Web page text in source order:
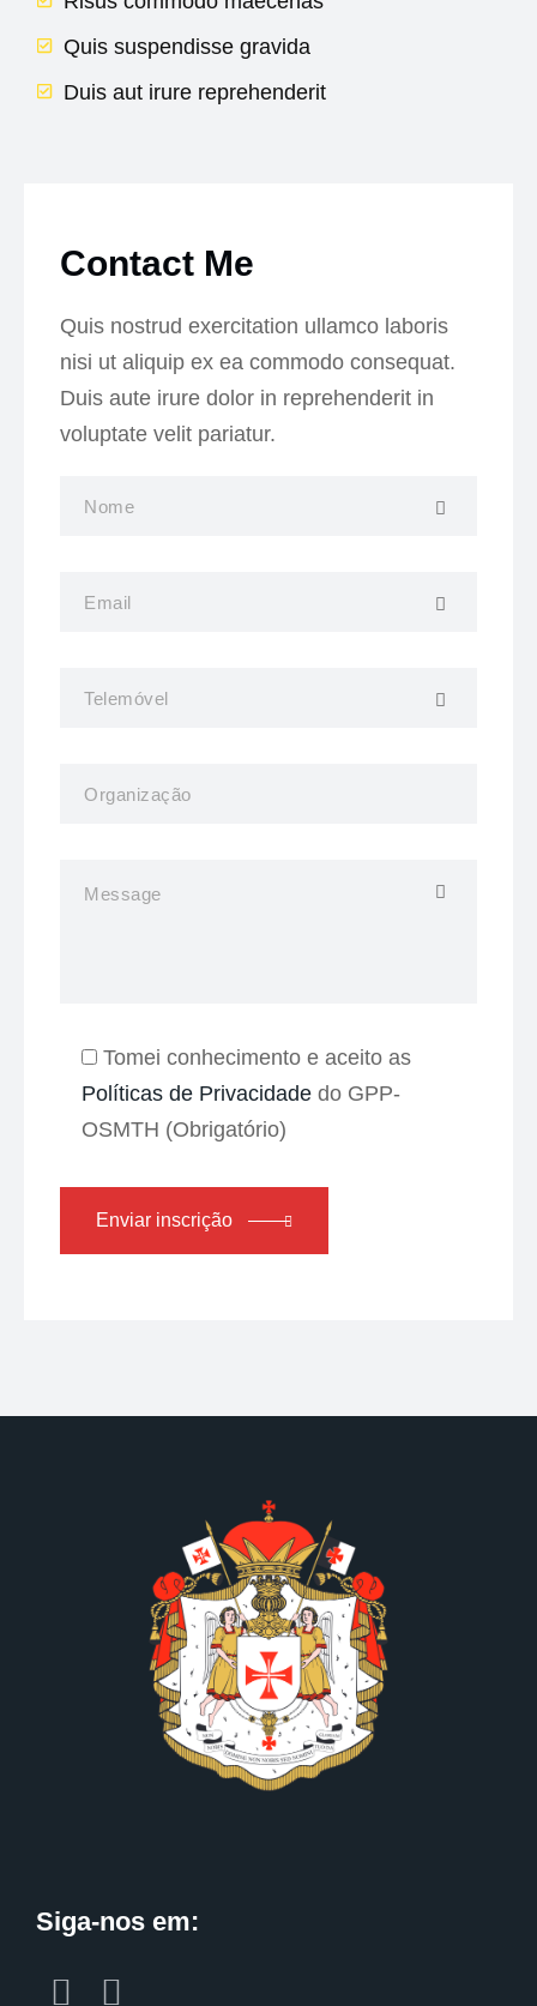
Quis suspendisse gravida
Duis aut irure reprehenderit
Contact Me
Quis nostrud exercitation ullamco laboris
nisi ut aliquip ex ea commodo consequat.
Duis aute irure dolor in reprehenderit in
voluptate velit pariatur.
Tomei conhecimento e aceito as
Políticas de Privacidade do GPP-
OSMTH (Obrigatório)
Enviar inscrição
Siga-nos em: